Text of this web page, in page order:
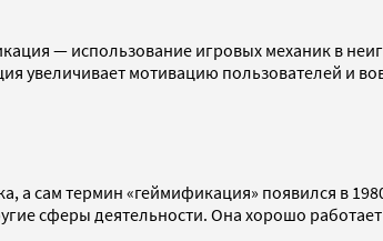
— использование игровых механик в
увеличивает мотивацию пользователей и
а сам термин «геймификация» появился в
сферы деятельности. Она хорошо